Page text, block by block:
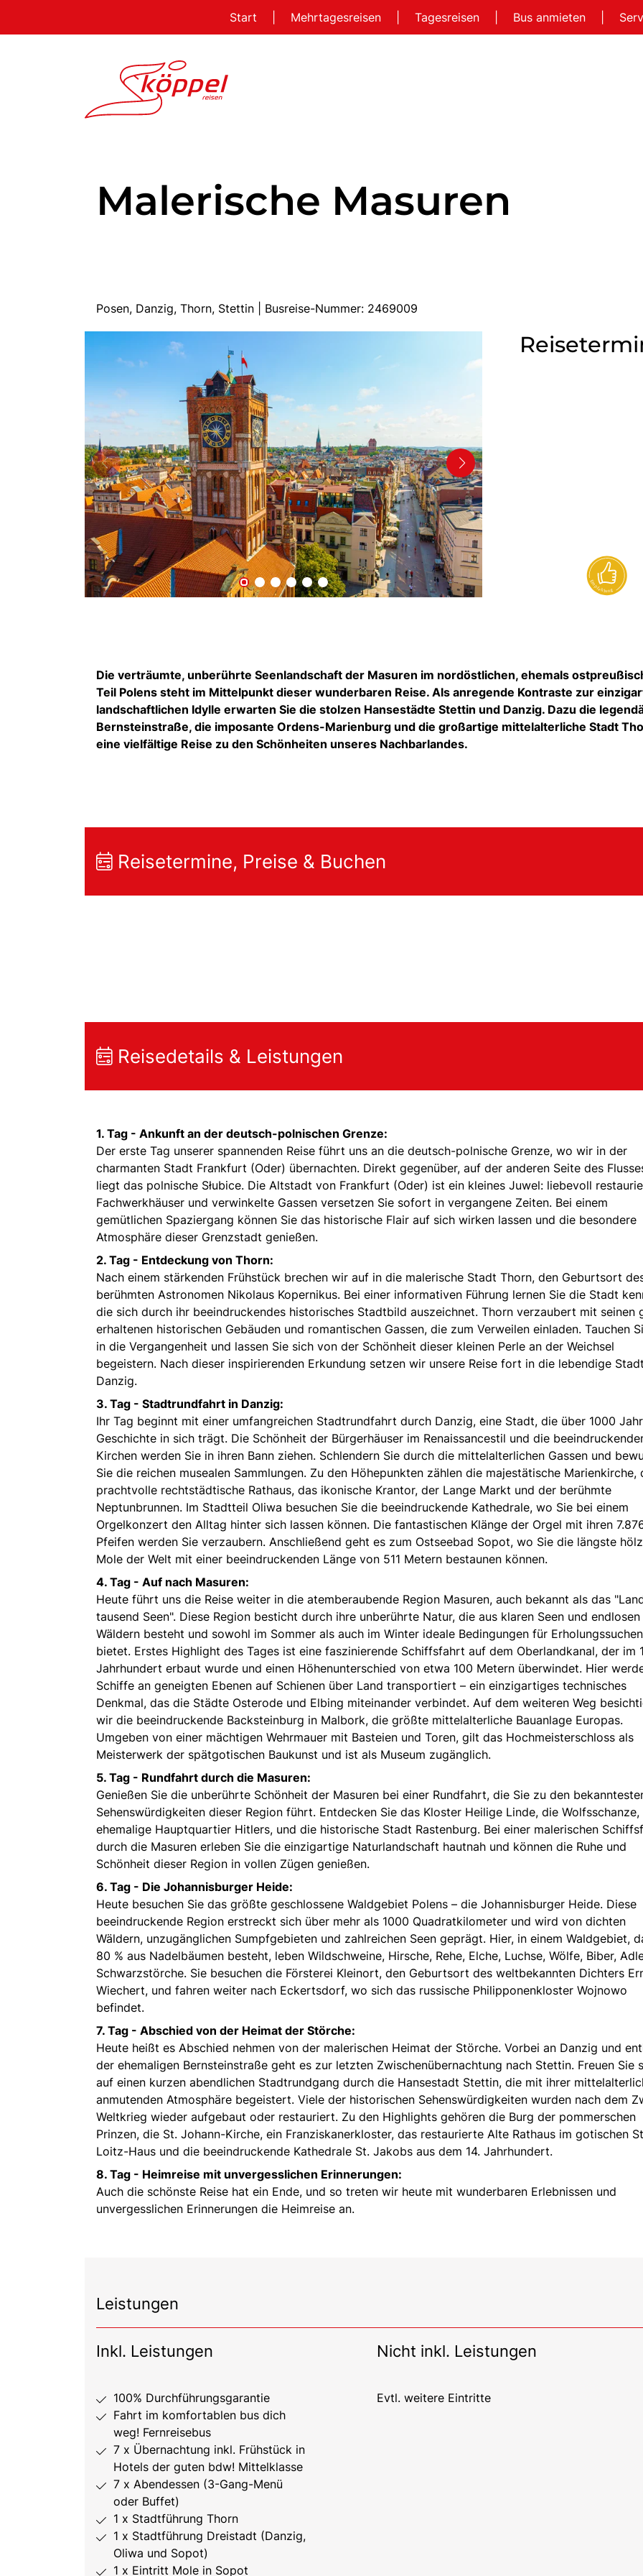
Start Mehrtagesreisen Tagesreisen Bus anmieten
Malerische Masuren
Posen, Danzig, Thorn, Stettin | Busreise-Nummer: 2469009
Die verträumte, unberührte Seenlandschaft der Masuren im nordöstlichen, ehemals
Teil Polens steht im Mittelpunkt dieser wunderbaren Reise. Als anregende Kontraste zur
landschaftlichen Idylle erwarten Sie die stolzen Hansestädte Stettin und Danzig. Dazu die
Bernsteinstraße, die imposante Ordens-Marienburg und die großartige mittelalterliche Stadt
eine vielfältige Reise zu den Schönheiten unseres Nachbarlandes.
Reisetermine, Preise & Buchen
Reisedetails & Leistungen
1. Tag - Ankunft an der deutsch-polnischen Grenze:
Der erste Tag unserer spannenden Reise führt uns an die deutsch-polnische Grenze, wo wir in der
charmanten Stadt Frankfurt (Oder) übernachten. Direkt gegenüber, auf der anderen Seite des
liegt das polnische Słubice. Die Altstadt von Frankfurt (Oder) ist ein kleines Juwel: liebevoll
Fachwerkhäuser und verwinkelte Gassen versetzen Sie sofort in vergangene Zeiten. Bei einem
gemütlichen Spaziergang können Sie das historische Flair auf sich wirken lassen und die besondere
Atmosphäre dieser Grenzstadt genießen.
2. Tag - Entdeckung von Thorn:
Nach einem stärkenden Frühstück brechen wir auf in die malerische Stadt Thorn, den Geburtsort
berühmten Astronomen Nikolaus Kopernikus. Bei einer informativen Führung lernen Sie die Stadt
die sich durch ihr beeindruckendes historisches Stadtbild auszeichnet. Thorn verzaubert mit seinen
erhaltenen historischen Gebäuden und romantischen Gassen, die zum Verweilen einladen. Tauchen
in die Vergangenheit und lassen Sie sich von der Schönheit dieser kleinen Perle an der Weichsel
begeistern. Nach dieser inspirierenden Erkundung setzen wir unsere Reise fort in die lebendige Stadt
Danzig.
3. Tag - Stadtrundfahrt in Danzig:
Ihr Tag beginnt mit einer umfangreichen Stadtrundfahrt durch Danzig, eine Stadt, die über 1000
Geschichte in sich trägt. Die Schönheit der Bürgerhäuser im Renaissancestil und die
Kirchen werden Sie in ihren Bann ziehen. Schlendern Sie durch die mittelalterlichen Gassen und
Sie die reichen musealen Sammlungen. Zu den Höhepunkten zählen die majestätische Marienkirche,
prachtvolle rechtstädtische Rathaus, das ikonische Krantor, der Lange Markt und der berühmte
Neptunbrunnen. Im Stadtteil Oliwa besuchen Sie die beeindruckende Kathedrale, wo Sie bei einem
Orgelkonzert den Alltag hinter sich lassen können. Die fantastischen Klänge der Orgel mit ihren
Pfeifen werden Sie verzaubern. Anschließend geht es zum Ostseebad Sopot, wo Sie die längste
Mole der Welt mit einer beeindruckenden Länge von 511 Metern bestaunen können.
4. Tag - Auf nach Masuren:
Heute führt uns die Reise weiter in die atemberaubende Region Masuren, auch bekannt als das
tausend Seen". Diese Region besticht durch ihre unberührte Natur, die aus klaren Seen und endlosen
Wäldern besteht und sowohl im Sommer als auch im Winter ideale Bedingungen für
bietet. Erstes Highlight des Tages ist eine faszinierende Schiffsfahrt auf dem Oberlandkanal, der im
Jahrhundert erbaut wurde und einen Höhenunterschied von etwa 100 Metern überwindet. Hier
Schiffe an geneigten Ebenen auf Schienen über Land transportiert – ein einzigartiges technisches
Denkmal, das die Städte Osterode und Elbing miteinander verbindet. Auf dem weiteren Weg
wir die beeindruckende Backsteinburg in Malbork, die größte mittelalterliche Bauanlage Europas.
Umgeben von einer mächtigen Wehrmauer mit Basteien und Toren, gilt das Hochmeisterschloss als
Meisterwerk der spätgotischen Baukunst und ist als Museum zugänglich.
5. Tag - Rundfahrt durch die Masuren:
Genießen Sie die unberührte Schönheit der Masuren bei einer Rundfahrt, die Sie zu den
Sehenswürdigkeiten dieser Region führt. Entdecken Sie das Kloster Heilige Linde, die Wolfsschanze,
ehemalige Hauptquartier Hitlers, und die historische Stadt Rastenburg. Bei einer malerischen
durch die Masuren erleben Sie die einzigartige Naturlandschaft hautnah und können die Ruhe und
Schönheit dieser Region in vollen Zügen genießen.
6. Tag - Die Johannisburger Heide:
Heute besuchen Sie das größte geschlossene Waldgebiet Polens – die Johannisburger Heide. Diese
beeindruckende Region erstreckt sich über mehr als 1000 Quadratkilometer und wird von dichten
Wäldern, unzugänglichen Sumpfgebieten und zahlreichen Seen geprägt. Hier, in einem Waldgebiet,
80 % aus Nadelbäumen besteht, leben Wildschweine, Hirsche, Rehe, Elche, Luchse, Wölfe, Biber,
Schwarzstörche. Sie besuchen die Försterei Kleinort, den Geburtsort des weltbekannten Dichters
Wiechert, und fahren weiter nach Eckertsdorf, wo sich das russische Philipponenkloster Wojnowo
befindet.
7. Tag - Abschied von der Heimat der Störche:
Heute heißt es Abschied nehmen von der malerischen Heimat der Störche. Vorbei an Danzig und
der ehemaligen Bernsteinstraße geht es zur letzten Zwischenübernachtung nach Stettin. Freuen Sie
auf einen kurzen abendlichen Stadtrundgang durch die Hansestadt Stettin, die mit ihrer
anmutenden Atmosphäre begeistert. Viele der historischen Sehenswürdigkeiten wurden nach dem
Weltkrieg wieder aufgebaut oder restauriert. Zu den Highlights gehören die Burg der pommerschen
Prinzen, die St. Johann-Kirche, ein Franziskanerkloster, das restaurierte Alte Rathaus im gotischen
Loitz-Haus und die beeindruckende Kathedrale St. Jakobs aus dem 14. Jahrhundert.
8. Tag - Heimreise mit unvergesslichen Erinnerungen:
Auch die schönste Reise hat ein Ende, und so treten wir heute mit wunderbaren Erlebnissen und
unvergesslichen Erinnerungen die Heimreise an.
Leistungen
Inkl. Leistungen
100% Durchführungsgarantie
Fahrt im komfortablen bus dich
weg! Fernreisebus
7 x Übernachtung inkl. Frühstück in
Hotels der guten bdw! Mittelklasse
7 x Abendessen (3-Gang-Menü
oder Buffet)
1 x Stadtführung Thorn
1 x Stadtführung Dreistadt (Danzig,
Oliwa und Sopot)
1 x Eintritt Mole in Sopot
Nicht inkl. Leistungen
Evtl. weitere Eintritte